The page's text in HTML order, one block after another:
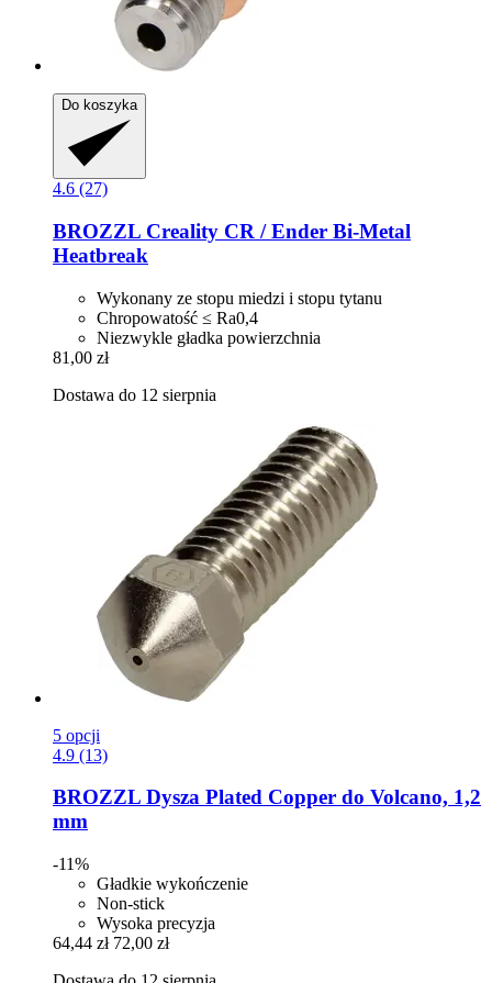
Do koszyka
4.6 (27)
BROZZL Creality CR / Ender Bi-​Metal
Heatbreak
Wykonany ze stopu miedzi i stopu tytanu
Chropowatość ≤ Ra0,4
Niezwykle gładka powierzchnia
81,00 zł
Dostawa do 12 sierpnia
5 opcji
4.9 (13)
BROZZL Dysza Plated Copper do Volcano, 1,2
mm
-11%
Gładkie wykończenie
Non-stick
Wysoka precyzja
64,44 zł 72,00 zł